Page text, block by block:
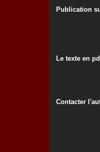
Publication
Le texte en
Contacter